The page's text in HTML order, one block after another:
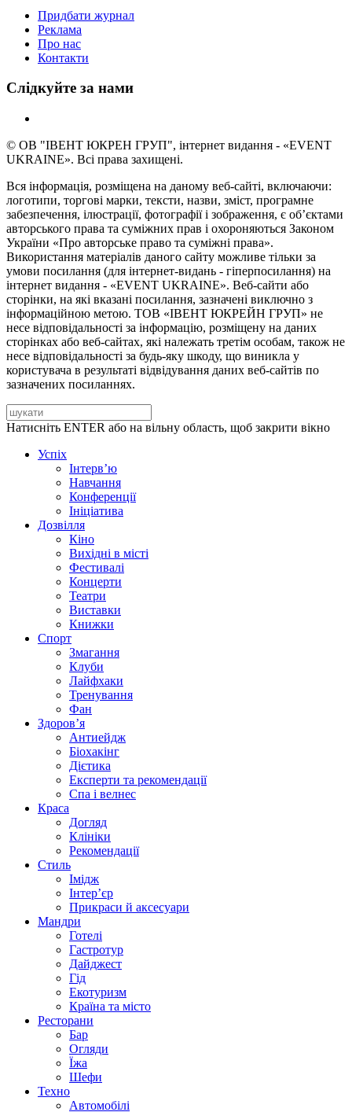
Придбати журнал
Реклама
Про нас
Контакти
Слідкуйте за нами
© ОВ "ІВЕНТ ЮКРЕН ГРУП", інтернет видання - «EVENT
UKRAINE». Всі права захищені.
Вся інформація, розміщена на даному веб-сайті, включаючи:
логотипи, торгові марки, тексти, назви, зміст, програмне
забезпечення, ілюстрації, фотографії і зображення, є об’єктами
авторського права та суміжних прав і охороняються Законом
України «Про авторське право та суміжні права».
Використання матеріалів даного сайту можливе тільки за
умови посилання (для інтернет-видань - гіперпосилання) на
інтернет видання - «EVENT UKRAINE». Веб-сайти або
сторінки, на які вказані посилання, зазначені виключно з
інформаційною метою. ТОВ «ІВЕНТ ЮКРЕЙН ГРУП» не
несе відповідальності за інформацію, розміщену на даних
сторінках або веб-сайтах, які належать третім особам, також не
несе відповідальності за будь-яку шкоду, що виникла у
користувача в результаті відвідування даних веб-сайтів по
зазначених посиланнях.
Натисніть ENTER або на вільну область, щоб закрити вікно
Успіх
Інтерв’ю
Навчання
Конференції
Ініціатива
Дозвілля
Кіно
Вихідні в місті
Фестивалі
Концерти
Театри
Виставки
Книжки
Спорт
Змагання
Клуби
Лайфхаки
Тренування
Фан
Здоров’я
Антиейдж
Біохакінг
Дієтика
Експерти та рекомендації
Спа i велнес
Краса
Догляд
Клініки
Рекомендації
Стиль
Імідж
Інтер’єр
Прикраси й аксесуари
Мандри
Готелі
Гастротур
Дайджест
Гід
Екотуризм
Країна та місто
Ресторани
Бар
Огляди
Їжа
Шефи
Техно
Автомобілі